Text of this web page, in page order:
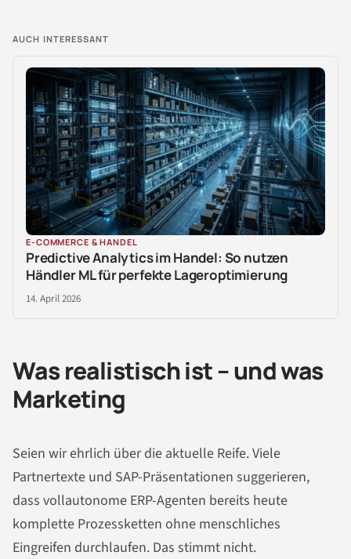
AUCH INTERESSANT
E-COMMERCE & HANDEL
Predictive Analytics im Handel: So nutzen
Händler ML für perfekte Lageroptimierung
14. April 2026
Was realistisch ist – und was
Marketing
Seien wir ehrlich über die aktuelle Reife. Viele
Partnertexte und SAP-Präsentationen suggerieren,
dass vollautonome ERP-Agenten bereits heute
komplette Prozessketten ohne menschliches
Eingreifen durchlaufen. Das stimmt nicht.